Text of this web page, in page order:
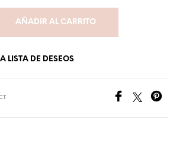
AÑADIR AL CARRITO
LISTA DE DESEOS